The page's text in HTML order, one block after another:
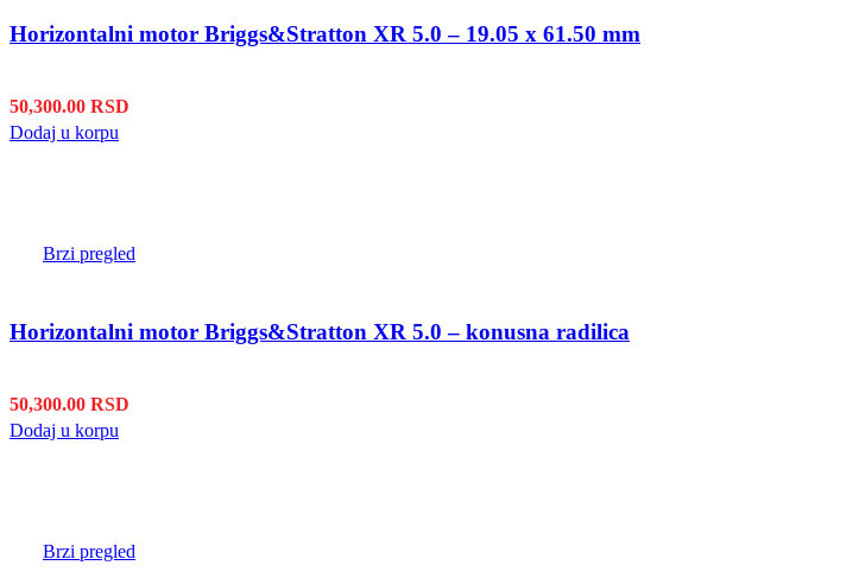
Horizontalni motor Briggs&Stratton XR 5.0 – 19.05 x 61.50 mm
50,300.00 RSD
Dodaj u korpu
Brzi pregled
Horizontalni motor Briggs&Stratton XR 5.0 – konusna radilica
50,300.00 RSD
Dodaj u korpu
Brzi pregled